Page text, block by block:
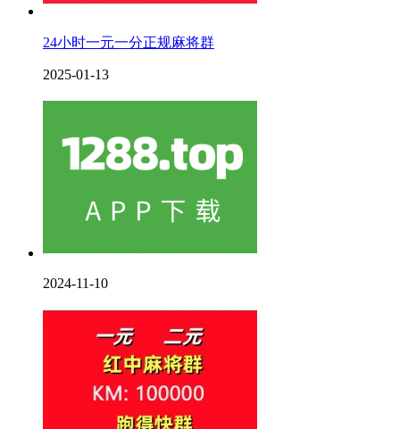
24小时一元一分正规麻将群
2025-01-13
2024-11-10